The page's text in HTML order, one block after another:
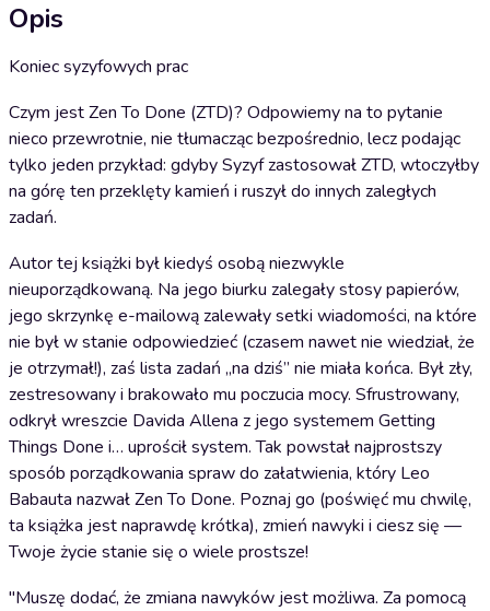
Opis
Koniec syzyfowych prac
Czym jest Zen To Done (ZTD)? Odpowiemy na to pytanie
nieco przewrotnie, nie tłumacząc bezpośrednio, lecz podając
tylko jeden przykład: gdyby Syzyf zastosował ZTD, wtoczyłby
na górę ten przeklęty kamień i ruszył do innych zaległych
zadań.
Autor tej książki był kiedyś osobą niezwykle
nieuporządkowaną. Na jego biurku zalegały stosy papierów,
jego skrzynkę e-mailową zalewały setki wiadomości, na które
nie był w stanie odpowiedzieć (czasem nawet nie wiedział, że
je otrzymał!), zaś lista zadań „na dziś” nie miała końca. Był zły,
zestresowany i brakowało mu poczucia mocy. Sfrustrowany,
odkrył wreszcie Davida Allena z jego systemem Getting
Things Done i… uprościł system. Tak powstał najprostszy
sposób porządkowania spraw do załatwienia, który Leo
Babauta nazwał Zen To Done. Poznaj go (poświęć mu chwilę,
ta książka jest naprawdę krótka), zmień nawyki i ciesz się —
Twoje życie stanie się o wiele prostsze!
"Muszę dodać, że zmiana nawyków jest możliwa. Za pomocą